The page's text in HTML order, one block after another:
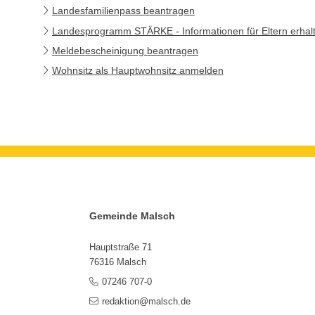
Landesfamilienpass beantragen
Landesprogramm STÄRKE - Informationen für Eltern
Meldebescheinigung beantragen
Wohnsitz als Hauptwohnsitz anmelden
Gemeinde Malsch
Hauptstraße 71
76316 Malsch
07246 707-0
redaktion@malsch.de